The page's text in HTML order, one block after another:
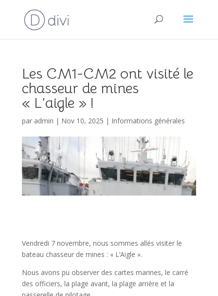
Les CM1-CM2 ont visité le
chasseur de mines
« L’aigle » !
par admin | Nov 10, 2025 | Informations générales
Vendredi 7 novembre, nous sommes allés visiter le
bateau chasseur de mines : « L’Aigle ».
Nous avons pu observer des cartes marines, le carré
des officiers, la plage avant, la plage arrière et la